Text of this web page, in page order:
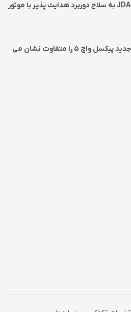
تبدیل بمب JDAM به سلاح دوربرد هدایت پذیر با موتور
گوگل با تیزری جدید پیکسل واچ ۵ را متفاوت نشان می‌